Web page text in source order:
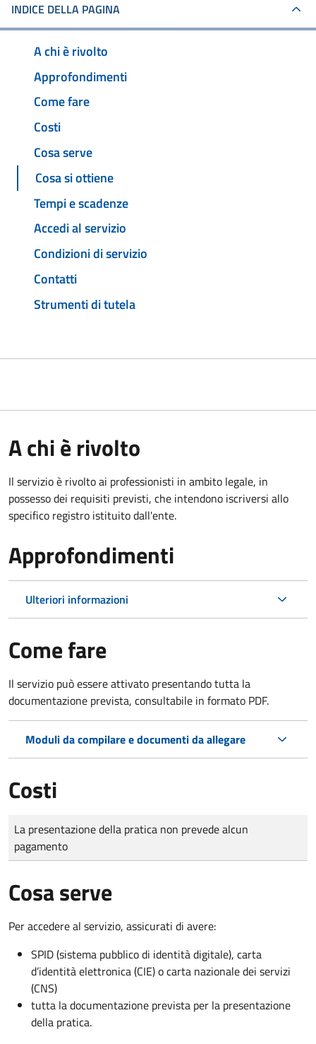
INDICE DELLA PAGINA
A chi è rivolto
Approfondimenti
Come fare
Costi
Cosa serve
Cosa si ottiene
Tempi e scadenze
Accedi al servizio
Condizioni di servizio
Contatti
Strumenti di tutela
A chi è rivolto
Il servizio è rivolto ai professionisti in ambito legale, in
possesso dei requisiti previsti, che intendono iscriversi allo
specifico registro istituito dall'ente.
Approfondimenti
Ulteriori informazioni
Come fare
Il servizio può essere attivato presentando tutta la
documentazione prevista, consultabile in formato PDF.
Moduli da compilare e documenti da allegare
Costi
Tipo di pagamento
Importo
La presentazione della pratica non prevede alcun
pagamento
Cosa serve
Per accedere al servizio, assicurati di avere:
SPID (sistema pubblico di identità digitale), carta
d’identità elettronica (CIE) o carta nazionale dei servizi
(CNS)
tutta la documentazione prevista per la presentazione
della pratica.